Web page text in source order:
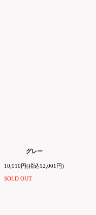
グレー
10,910円(税込12,001円)
SOLD OUT